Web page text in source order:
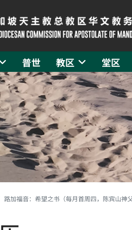
普世 教区 堂区
路加福音：希望之书（每月首周四，陈宾山神